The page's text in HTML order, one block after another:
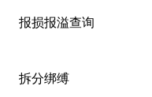
报损报溢查询
拆分绑缚